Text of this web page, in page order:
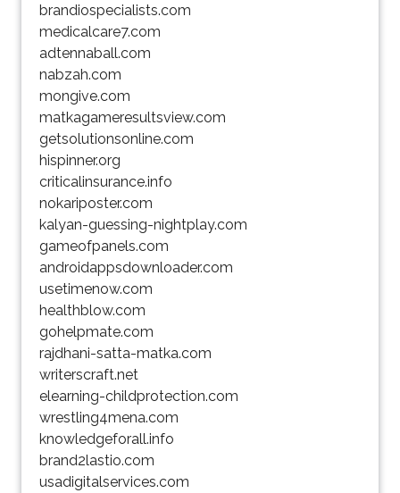
brandiospecialists.com
medicalcare7.com
adtennaball.com
nabzah.com
mongive.com
matkagameresultsview.com
getsolutionsonline.com
hispinner.org
criticalinsurance.info
nokariposter.com
kalyan-guessing-nightplay.com
gameofpanels.com
androidappsdownloader.com
usetimenow.com
healthblow.com
gohelpmate.com
rajdhani-satta-matka.com
writerscraft.net
elearning-childprotection.com
wrestling4mena.com
knowledgeforall.info
brand2lastio.com
usadigitalservices.com